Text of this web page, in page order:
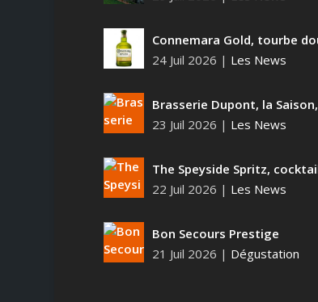
Connemara Gold, tourbe
24 Juil 2026 | Les News
Brasserie Dupont, la
23 Juil 2026 | Les News
The Speyside Spritz,
22 Juil 2026 | Les News
Bon Secours Prestige
21 Juil 2026 | Dégustation